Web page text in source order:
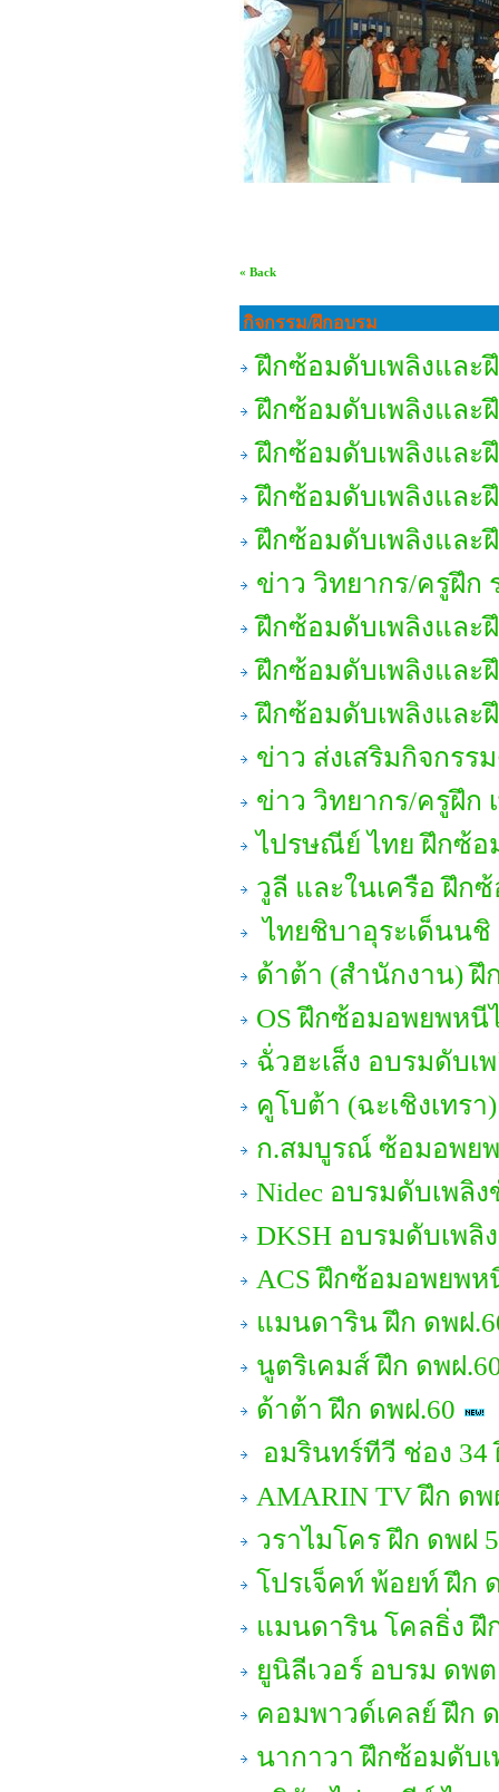
« Back
กิจกรรม/ฝึกอบรม
ฝึกซ้อมดับเพลิงและ
ฝึกซ้อมดับเพลิงและ
ฝึกซ้อมดับเพลิงและ
ฝึกซ้อมดับเพลิงและ
ฝึกซ้อมดับเพลิงและ
ข่าว วิทยากร/ครูฝึก
ฝึกซ้อมดับเพลิงและ
ฝึกซ้อมดับเพลิงและ
ฝึกซ้อมดับเพลิงและ
ข่าว ส่งเสริมกิจกรร
ข่าว วิทยากร/ครูฝึก
ไปรษณีย์ ไทย ฝึกซ้อ
วูลี และในเครือ ฝึก
ไทยชิบาอุระเด็นน
ด้าต้า (สำนักงาน) ฝึ
OS ฝึกซ้อมอพยพหนี
ฉั่วฮะเส็ง อบรมดับเ
คูโบต้า (ฉะเชิงเทร
ก.สมบูรณ์ ซ้อมอพย
Nidec อบรมดับเพลิ
DKSH อบรมดับเพลิ
ACS ฝึกซ้อมอพยพห
แมนดาริน ฝึก ดพฝ
นูตริเคมส์ ฝึก ดพฝ
ด้าต้า ฝึก ดพฝ.60
อมรินทร์ทีวี ช่อง 34
AMARIN TV ฝึก ดพ
วราไมโคร ฝึก ดพฝ
โปรเจ็คท์ พ้อยท์ ฝึก
แมนดาริน โคลธิ่ง ฝึ
ยูนิลีเวอร์ อบรม ดพต
คอมพาวด์เคลย์ ฝึก
นากาวา ฝึกซ้อมดับเ